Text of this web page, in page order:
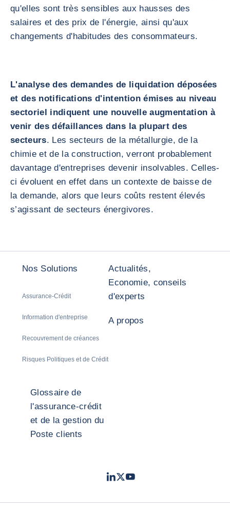
qu'elles sont très sensibles aux hausses des
salaires et des prix de l'énergie, ainsi qu'aux
changements d'habitudes des consommateurs.
L'analyse des demandes de liquidation déposées
et des notifications d'intention émises au niveau
sectoriel indiquent une nouvelle augmentation à
venir des défaillances dans la plupart des
secteurs. Les secteurs de la métallurgie, de la
chimie et de la construction, verront probablement
davantage d'entreprises devenir insolvables. Celles-
ci évoluent en effet dans un contexte de baisse de
la demande, alors que leurs coûts restent élevés
s’agissant de secteurs énergivores.
Nos Solutions
Assurance-Crédit
Information d'entreprise
Recouvrement de créances
Risques Politiques et de Crédit
Actualités,
Economie, conseils
d'experts
A propos
Glossaire de
l'assurance-crédit
et de la gestion du
Poste clients
LinkedIn
TwitterYoutube